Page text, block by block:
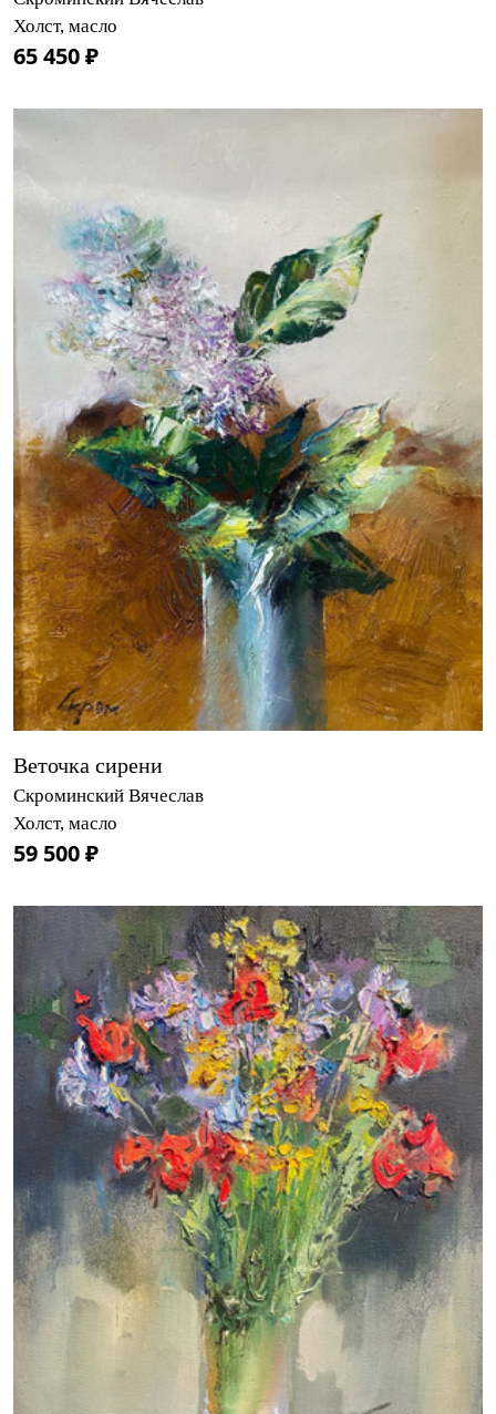
Холст, масло
65 450 ₽
Веточка сирени
Скроминский Вячеслав
Холст, масло
59 500 ₽